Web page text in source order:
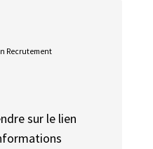
Recrutement
sur le lien